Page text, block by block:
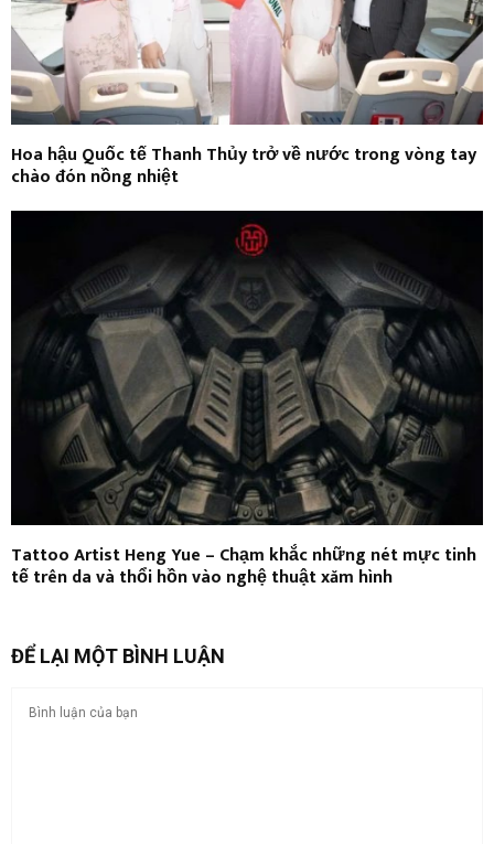
Hoa hậu Quốc tế Thanh Thủy trở về nước trong vòng tay
chào đón nồng nhiệt
Tattoo Artist Heng Yue – Chạm khắc những nét mực tinh
tế trên da và thổi hồn vào nghệ thuật xăm hình
ĐỂ LẠI MỘT BÌNH LUẬN